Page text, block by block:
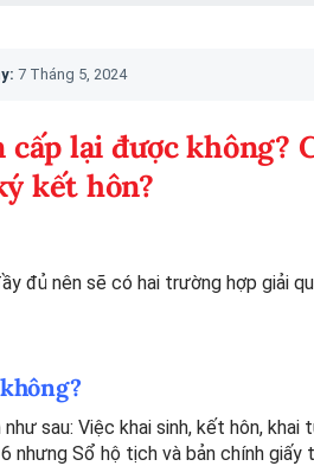
7 Tháng 5, 2024
lại được không?
kết hôn?
đủ nên sẽ có hai trường hợp giải
sau: Việc khai sinh, kết hôn,
nhưng Sổ hộ tịch và bản chính